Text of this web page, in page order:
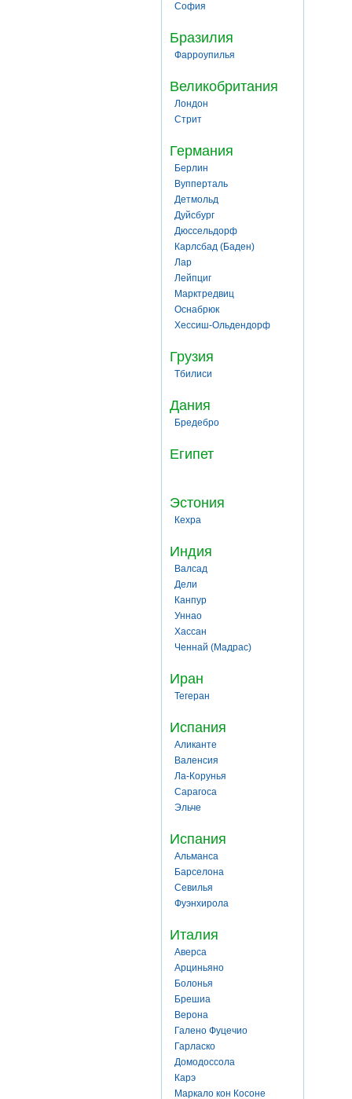
София
Бразилия
Фарроупилья
Великобритания
Лондон
Стрит
Германия
Берлин
Вупперталь
Детмольд
Дуйсбург
Дюссельдорф
Карлсбад (Баден)
Лар
Лейпциг
Марктредвиц
Оснабрюк
Хессиш-Ольдендорф
Грузия
Тбилиси
Дания
Бредебро
Египет
Эстония
Кехра
Индия
Валсад
Дели
Канпур
Уннао
Хассан
Ченнай (Мадрас)
Иран
Тегеран
Испания
Аликанте
Валенсия
Ла-Корунья
Сарагоса
Эльче
Испания
Альманса
Барселона
Севилья
Фуэнхирола
Италия
Аверса
Арциньяно
Болонья
Брешиа
Верона
Галено Фуцечио
Гарласко
Домодоссола
Карэ
Маркало кон Косоне